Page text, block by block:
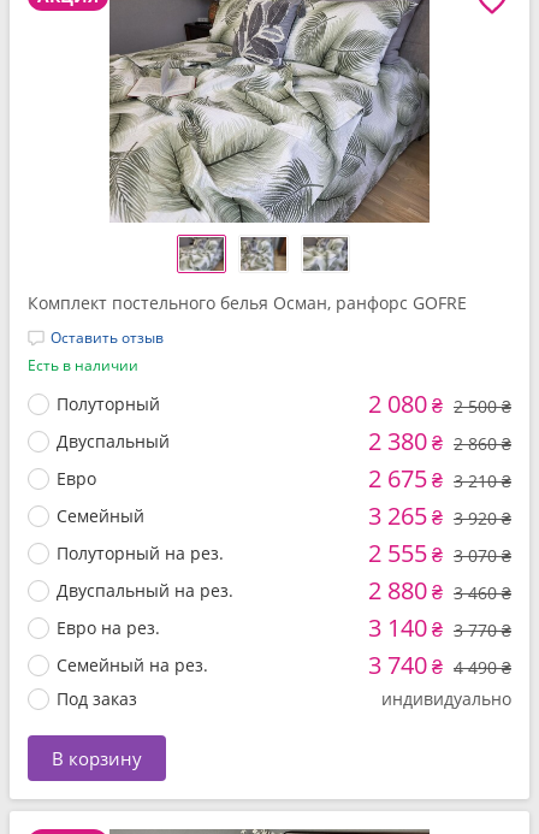
Комплект постельного белья Осман, ранфорс GOFRE
Оставить отзыв
Есть в наличии
Полуторный 2 080₴ 2 500 ₴
Двуспальный
2 380₴ 2 860 ₴
Евро
2 675₴ 3 210 ₴
Семейный
3 265₴ 3 920 ₴
Полуторный на рез.
2 555₴ 3 070 ₴
Двуспальный на рез.
2 880₴ 3 460 ₴
Евро на рез.
3 140₴ 3 770 ₴
Семейный на рез.
3 740₴ 4 490 ₴
Под заказ
индивидуально
В корзину